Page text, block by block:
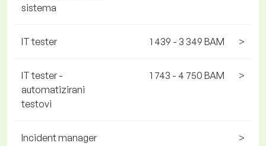
sistema
IT tester 1 439 - 3 349 BAM >
IT tester -
automatizirani
testovi
1 743 - 4 750 BAM >
Incident manager >